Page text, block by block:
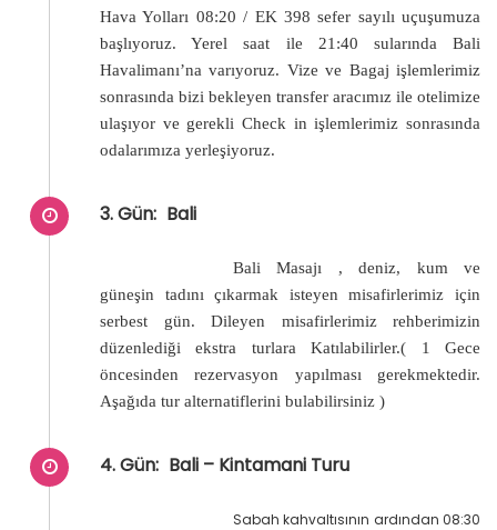
Hava Yolları 08:20 / EK 398 sefer sayılı uçuşumuza
başlıyoruz. Yerel saat ile 21:40 sularında Bali
Havalimanı’na varıyoruz. Vize ve Bagaj işlemlerimiz
sonrasında bizi bekleyen transfer aracımız ile otelimize
ulaşıyor ve gerekli Check in işlemlerimiz sonrasında
odalarımıza yerleşiyoruz.
3. Gün: Bali
Bali Masajı , deniz, kum ve
güneşin tadını çıkarmak isteyen misafirlerimiz için
serbest gün. Dileyen misafirlerimiz rehberimizin
düzenlediği ekstra turlara Katılabilirler.( 1 Gece
öncesinden rezervasyon yapılması gerekmektedir.
Aşağıda tur alternatiflerini bulabilirsiniz )
4. Gün: Bali – Kintamani Turu
Sabah kahvaltısının ardından 08:30